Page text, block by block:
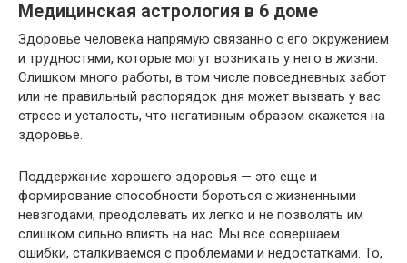
Медицинская астрология в 6 доме
Здоровье человека напрямую связанно с его окружением
и трудностями, которые могут возникать у него в жизни.
Слишком много работы, в том числе повседневных забот
или не правильный распорядок дня может вызвать у вас
стресс и усталость, что негативным образом скажется на
здоровье.
Поддержание хорошего здоровья — это еще и
формирование способности бороться с жизненными
невзгодами, преодолевать их легко и не позволять им
слишком сильно влиять на нас. Мы все совершаем
ошибки, сталкиваемся с проблемами и недостатками. То,